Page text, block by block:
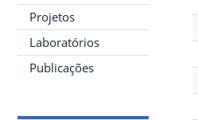
Projetos
Laboratórios
Publicações